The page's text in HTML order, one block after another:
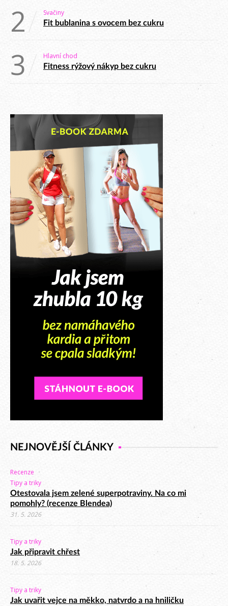
2 Svačiny
Fit bublanina s ovocem bez cukru
3 Hlavní chod
Fitness rýžový nákyp bez cukru
NEJNOVĚJŠÍ ČLÁNKY
Recenze
Tipy a triky
Otestovala jsem zelené superpotraviny. Na co mi
pomohly? (recenze Blendea)
31. 5. 2026
Tipy a triky
Jak připravit chřest
18. 5. 2026
Tipy a triky
Jak uvařit vejce na měkko, natvrdo a na hniličku